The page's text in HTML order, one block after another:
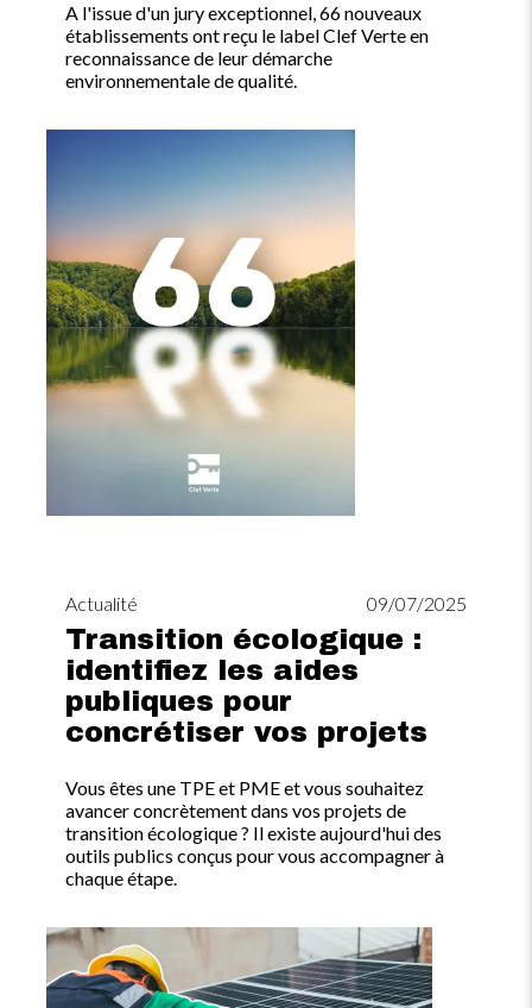
A l'issue d'un jury exceptionnel, 66 nouveaux
établissements ont reçu le label Clef Verte en
reconnaissance de leur démarche
environnementale de qualité.
Actualité 09/07/2025
Transition écologique :
identifiez les aides
publiques pour
concrétiser vos projets
Vous êtes une TPE et PME et vous souhaitez
avancer concrètement dans vos projets de
transition écologique ? Il existe aujourd'hui des
outils publics conçus pour vous accompagner à
chaque étape.
Image